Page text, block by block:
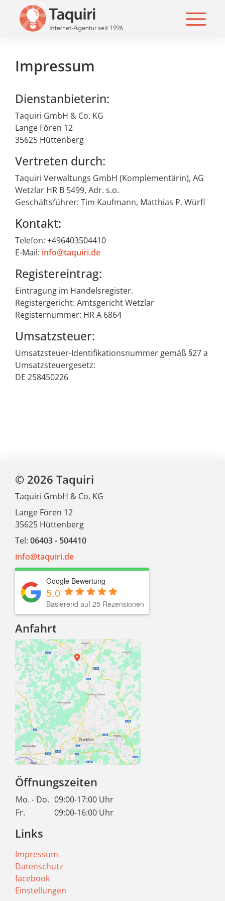
Impressum
Dienstanbieterin:
Taquiri GmbH & Co. KG
Lange Fören 12
35625 Hüttenberg
Vertreten durch:
Taquiri Verwaltungs GmbH (Komplementärin), AG
Wetzlar HR B 5499, Adr. s.o.
Geschäftsführer: Tim Kaufmann, Matthias P. Würfl
Kontakt:
Telefon: +496403504410
E-Mail: info@taquiri.de
Registereintrag:
Eintragung im Handelsregister.
Registergericht: Amtsgericht Wetzlar
Registernummer: HR A 6864
Umsatzsteuer:
Umsatzsteuer-Identifikationsnummer gemäß §27 a
Umsatzsteuergesetz:
DE 258450226
© 2026 Taquiri
Taquiri GmbH & Co. KG
Lange Fören 12
35625 Hüttenberg
Tel: 06403 - 504410
info@taquiri.de
Google Bewertung
5.0
Basierend auf 25 Rezensionen
Anfahrt
Öffnungszeiten
Mo. - Do. 09:00-17:00 Uhr
Fr.
09:00-16:00 Uhr
Links
Impressum
Datenschutz
facebook
Einstellungen